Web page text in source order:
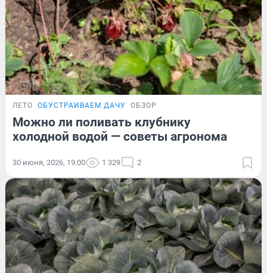
ЛЕТО ОБУСТРАИВАЕМ ДАЧУ ОБЗОР
Можно ли поливать клубнику
холодной водой — советы агронома
30 июня, 2026, 19:00 1 329 2